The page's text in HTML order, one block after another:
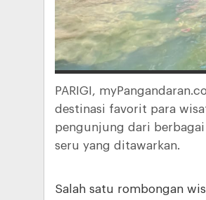
PARIGI,
destinasi favorit para
pengunjung dari
seru yang ditawarkan.
Salah satu rombongan